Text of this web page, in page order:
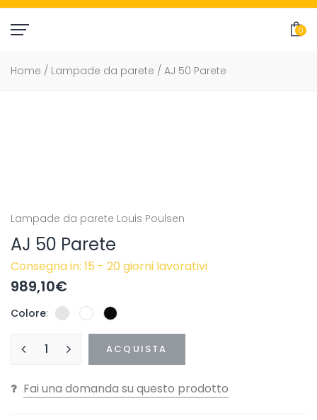
0
Home / Lampade da parete / AJ 50 Parete
Lampade da parete Louis Poulsen
AJ 50 Parete
Consegna in: 15 - 20 giorni lavorativi
989,10€
Colore
ACQUISTA